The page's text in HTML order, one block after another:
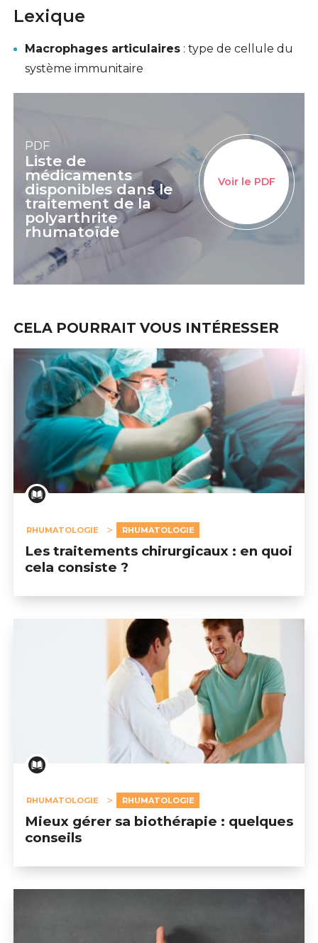
Lexique
Macrophages articulaires: type de cellule du
système immunitaire
PDF
Liste de
médicaments
disponibles dans le
traitement de la
polyarthrite
rhumatoïde
Voir le PDF
CELA POURRAIT VOUS INTÉRESSER
RHUMATOLOGIE RHUMATOLOGIE
Les traitements chirurgicaux : en quoi
cela consiste ?
RHUMATOLOGIE RHUMATOLOGIE
Mieux gérer sa biothérapie : quelques
conseils